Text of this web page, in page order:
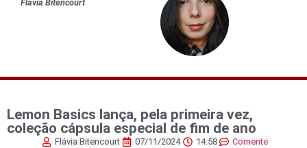
Flávia Bitencourt
Lemon Basics lança, pela primeira vez,
coleção cápsula especial de fim de ano
Flávia Bitencourt 07/11/2024 14:58 Comente